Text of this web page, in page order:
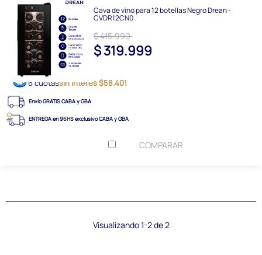
Cava de vino para 12 botellas Negro Drean -
CVDR12CN0
$ 415.999
$ 319.999
6 cuotassin interés $58.401
Envío GRATIS CABA y GBA
ENTREGA en 96HS exclusivo CABA y GBA
COMPARAR
Visualizando 1-2 de 2